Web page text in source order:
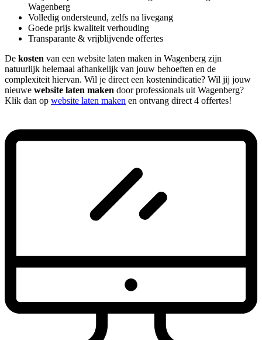
Wagenberg
Volledig ondersteund, zelfs na livegang
Goede prijs kwaliteit verhouding
Transparante & vrijblijvende offertes
De kosten van een website laten maken in Wagenberg zijn
natuurlijk helemaal afhankelijk van jouw behoeften en de
complexiteit hiervan. Wil je direct een kostenindicatie? Wil jij jouw
nieuwe website laten maken door professionals uit Wagenberg?
Klik dan op website laten maken en ontvang direct 4 offertes!